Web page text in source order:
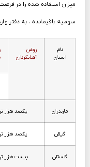
میزان استفاده شده را در
سهمیه باقیمانده ، به دفتر
نام
استان
روغن
آفتابگردان
مازندران یکصد هزار
گیلان یکصد هزار
گلستان بیست هزار